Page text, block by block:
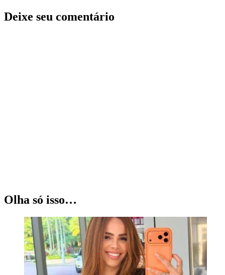
Deixe seu comentário
Olha só isso…